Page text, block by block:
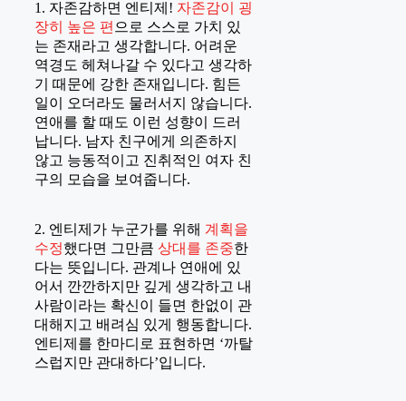
1. 자존감하면 엔티제! 자존감이 굉
장히 높은 편 으로 스스로 가치 있
는 존재라고 생각합니다. 어려운
역경도 헤쳐나갈 수 있다고 생각하
기 때문에 강한 존재입니다. 힘든
일이 오더라도 물러서지 않습니다.
연애를 할 때도 이런 성향이 드러
납니다. 남자 친구에게 의존하지
않고 능동적이고 진취적인 여자 친
구의 모습을 보여줍니다.
2. 엔티제가 누군가를 위해 계획을
수정했다면 그만큼 상대를 존중한
다는 뜻입니다. 관계나 연애에 있
어서 깐깐하지만 깊게 생각하고 내
사람이라는 확신이 들면 한없이 관
대해지고 배려심 있게 행동합니다.
엔티제를 한마디로 표현하면 ‘까탈
스럽지만 관대하다’입니다.